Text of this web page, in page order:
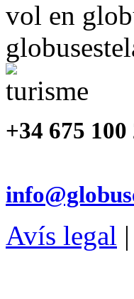
vol en
+34 675 100
Avís legal